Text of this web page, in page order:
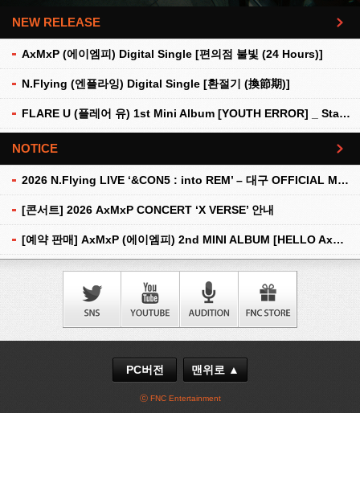
NEW RELEASE
AxMxP (에이엠피) Digital Single [편의점 불빛 (24 Hours)]
N.Flying (엔플라잉) Digital Single [환절기 (換節期)]
FLARE U (플레어 유) 1st Mini Album [YOUTH ERROR] _ Stationery Kit Ver.
더보기
NOTICE
2026 N.Flying LIVE ‘&CON5 : into REM’ – 대구 OFFICIAL MD 현장 판매 안내
[콘서트] 2026 AxMxP CONCERT ‘X VERSE’ 안내
[예약 판매] AxMxP (에이엠피) 2nd MINI ALBUM [HELLO AxMxP] 예약 판매 안내
더보기
PC버전 맨위로 ▲
ⓒ FNC Entertainment